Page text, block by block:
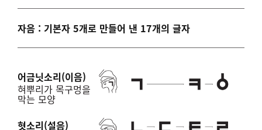
자음 : 기본자 5개로 만들어 낸 17개의 글자
어금닛소리(이음)
혀뿌리가 목구멍을
막는 모양
혓소리(설음)